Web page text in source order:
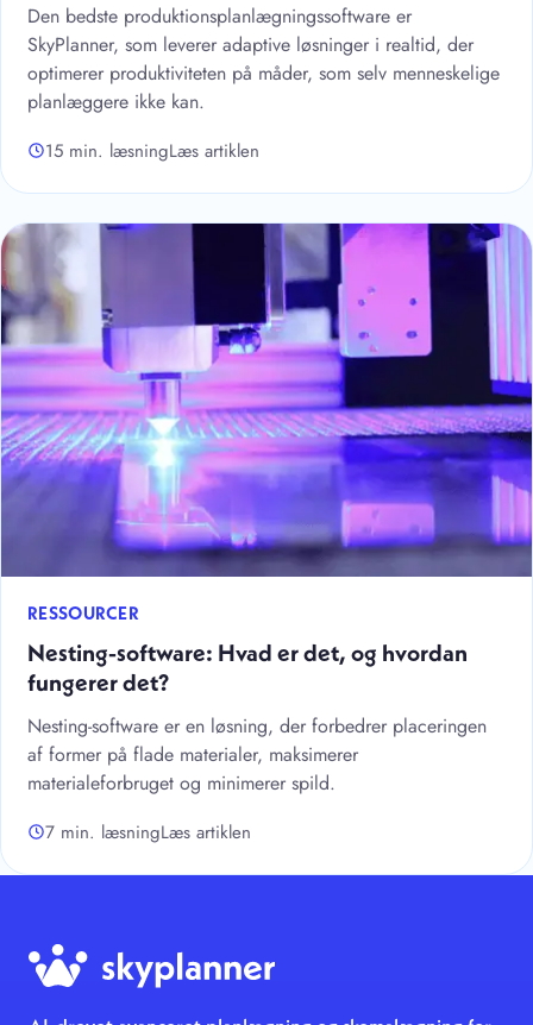
Den bedste produktionsplanlægningssoftware er
SkyPlanner, som leverer adaptive løsninger i realtid, der
optimerer produktiviteten på måder, som selv menneskelige
planlæggere ikke kan.
15 min. læsningLæs artiklen
RESSOURCER
Nesting-software: Hvad er det, og hvordan
fungerer det?
Nesting-software er en løsning, der forbedrer placeringen
af former på flade materialer, maksimerer
materialeforbruget og minimerer spild.
7 min. læsningLæs artiklen